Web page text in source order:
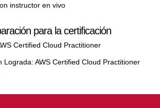
instructor en vivo
para la certificación
Certified Cloud Practitioner
Lograda: AWS Certified Cloud Practitioner